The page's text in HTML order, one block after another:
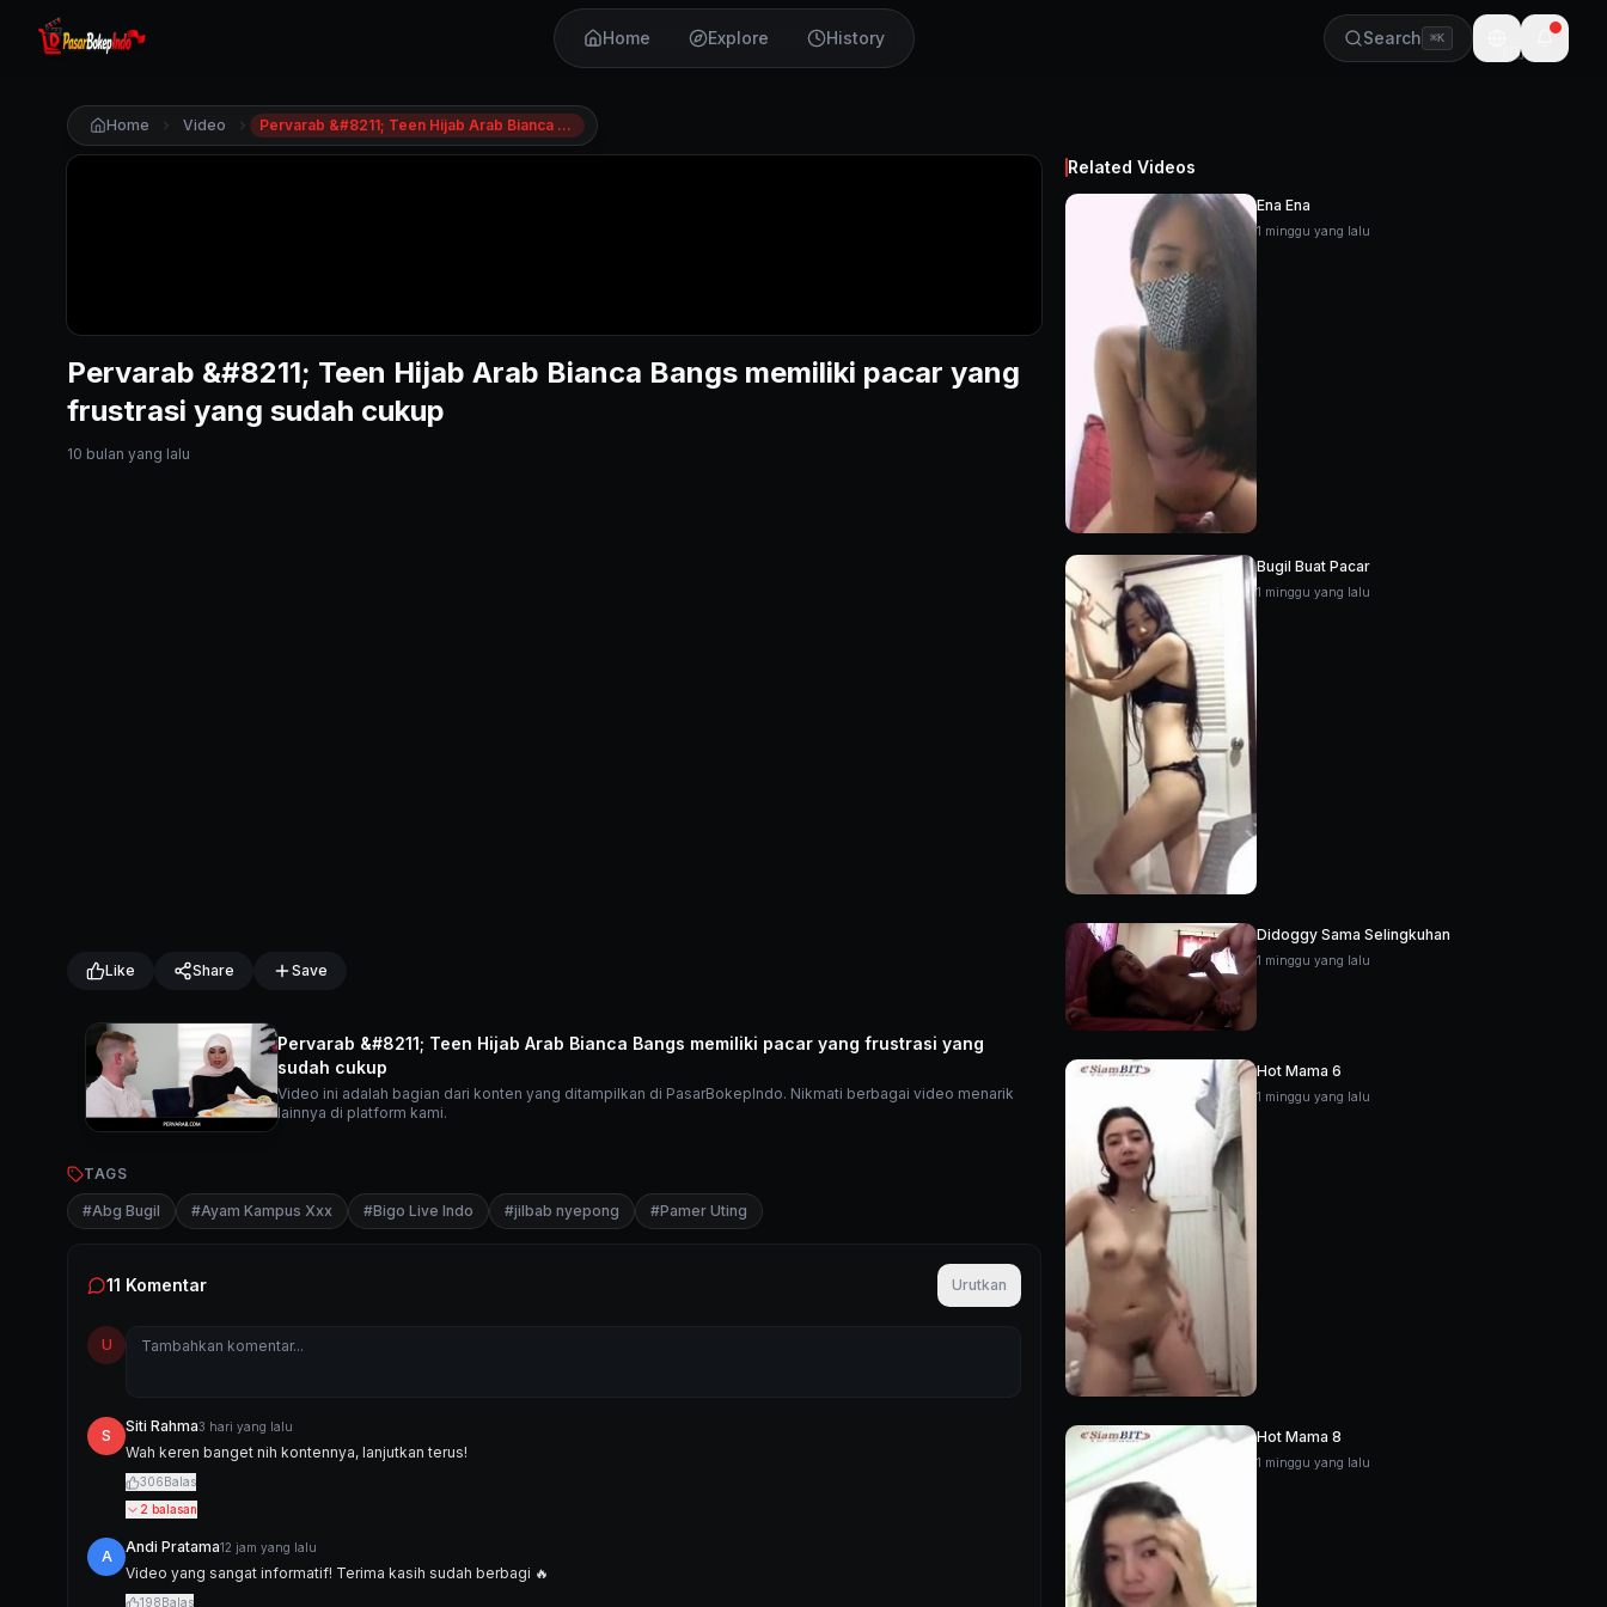
Home Explore History Search ⌘K
🇺🇸
Home Video Pervarab &#8211; Teen Hijab Arab Bianca Bangs memiliki pacar yang frustrasi yang sudah cukup
Pervarab &#8211; Teen Hijab Arab Bianca Bangs memiliki pacar yang
frustrasi yang sudah cukup
10 bulan yang lalu
Like Share Save
Pervarab &#8211; Teen Hijab Arab Bianca Bangs memiliki pacar yang frustrasi yang
sudah cukup
Video ini adalah bagian dari konten yang ditampilkan di PasarBokepIndo. Nikmati berbagai video menarik
lainnya di platform kami.
TAGS
#Abg Bugil #Ayam Kampus Xxx #Bigo Live Indo #jilbab nyepong #Pamer Uting
11 Komentar Urutkan
U
S
Siti Rahma3 hari yang lalu
Wah keren banget nih kontennya, lanjutkan terus!
306Balas
2 balasan
A
Andi Pratama12 jam yang lalu
Video yang sangat informatif! Terima kasih sudah berbagi 🔥
198Balas
Related Videos
Ena Ena
1 minggu yang lalu
Bugil Buat Pacar
1 minggu yang lalu
Didoggy Sama Selingkuhan
1 minggu yang lalu
Hot Mama 6
1 minggu yang lalu
Hot Mama 8
1 minggu yang lalu